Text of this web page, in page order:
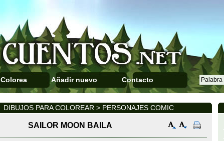
Colorea Añadir nuevo Contacto
DIBUJOS PARA COLOREAR > PERSONAJES COMIC
SAILOR MOON BAILA